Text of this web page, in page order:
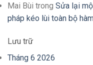
Mai Bùi trong Sửa lại
pháp kéo lùi toàn bộ
Lưu trữ
Tháng 6 2026